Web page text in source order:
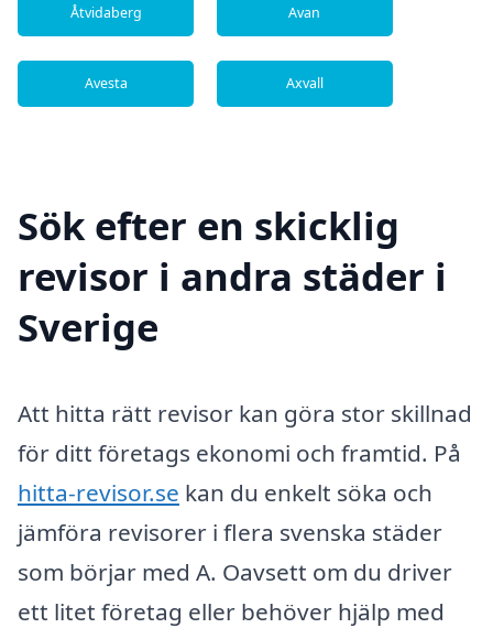
Åtvidaberg Avan
Avesta Axvall
Sök efter en skicklig
revisor i andra städer i
Sverige
Att hitta rätt revisor kan göra stor skillnad
för ditt företags ekonomi och framtid. På
hitta-revisor.se kan du enkelt söka och
jämföra revisorer i flera svenska städer
som börjar med A. Oavsett om du driver
ett litet företag eller behöver hjälp med